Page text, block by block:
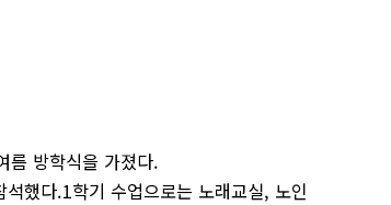
름 방학식을 가졌다.
했다.1학기 수업으로는 노래교실, 노인